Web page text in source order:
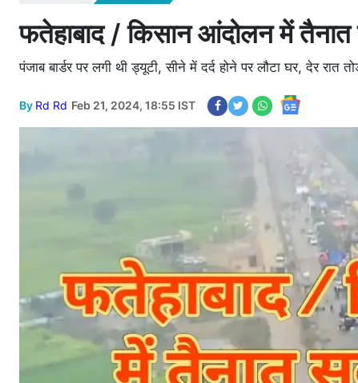
फतेहाबाद / किसान आंदोलन में तैनात
पंजाब बार्डर पर लगी थी ड्यूटी, सीने में दर्द होने पर लौटा घर, देर रात
By Rd Rd Feb 21, 2024, 18:55 IST